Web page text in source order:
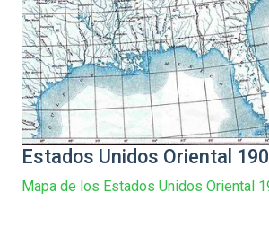
Estados Unidos Oriental
Mapa de los Estados Unidos Oriental